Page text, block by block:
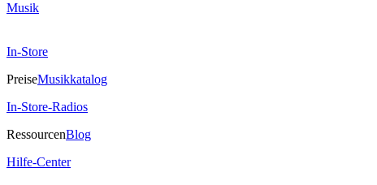
Musik
In-Store
PreiseMusikkatalog
In-Store-Radios
RessourcenBlog
Hilfe-Center